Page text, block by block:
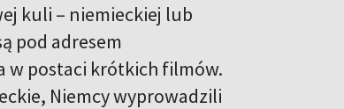
kuli – niemieckiej lub
pod adresem
w postaci krótkich filmów.
Niemcy wyprowadzili